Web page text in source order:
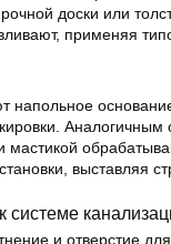
доски или
применяя
напольное
мастикой
выставляя
системе
и отверстие